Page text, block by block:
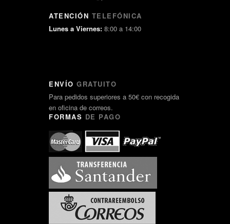
ATENCIÓN TELEFÓNICA
Lunes a Viernes: 8:00 a 14:00
ENVÍO GRATUITO
Para pedidos superiores a 50€ con recogida
en oficina de correos.
FORMAS DE PAGO